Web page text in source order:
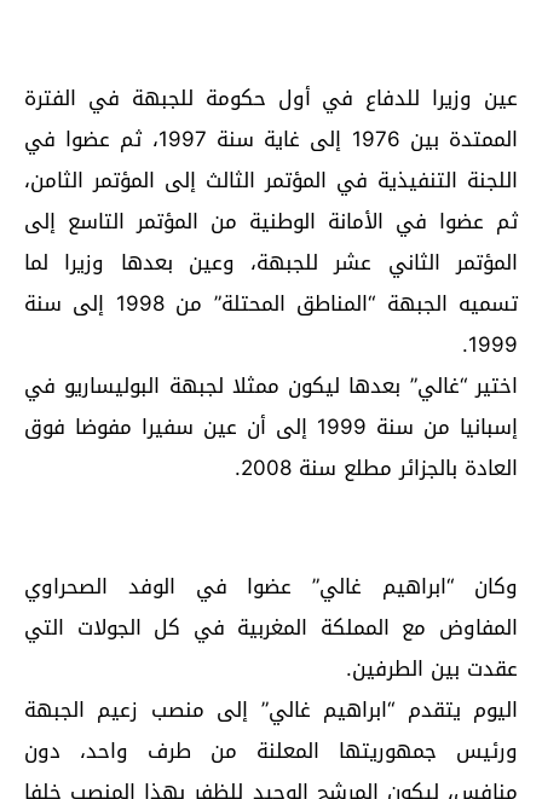
عين وزيرا للدفاع في أول حكومة للجبهة في الفترة
الممتدة بين 1976 إلى غاية سنة 1997، ثم عضوا في
اللجنة التنفيذية في المؤتمر الثالث إلى المؤتمر الثامن،
ثم عضوا في الأمانة الوطنية من المؤتمر التاسع إلى
المؤتمر الثاني عشر للجبهة، وعين بعدها وزيرا لما
تسميه الجبهة “المناطق المحتلة” من 1998 إلى سنة
1999.
اختير “غالي” بعدها ليكون ممثلا لجبهة البوليساريو في
إسبانيا من سنة 1999 إلى أن عين سفيرا مفوضا فوق
العادة بالجزائر مطلع سنة 2008.
وكان “ابراهيم غالي” عضوا في الوفد الصحراوي
المفاوض مع المملكة المغربية في كل الجولات التي
عقدت بين الطرفين.
اليوم يتقدم “ابراهيم غالي” إلى منصب زعيم الجبهة
ورئيس جمهوريتها المعلنة من طرف واحد، دون